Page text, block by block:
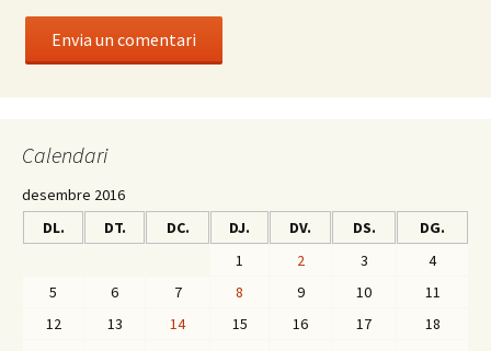
Calendari
desembre 2016
DL.
DT. DC. DJ. DV. DS.
DG.
1
2 3
4
5
6 7 8 9 10
11
12
13 14 15 16 17
18